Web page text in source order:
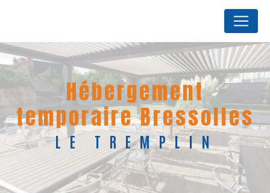
hébergement
temporaire Bressolles
LE TREMPLIN